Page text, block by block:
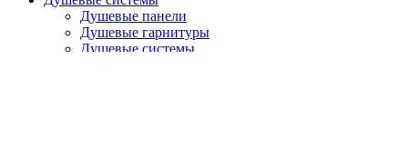
Душевые панели
Душевые гарнитуры
Душевые системы